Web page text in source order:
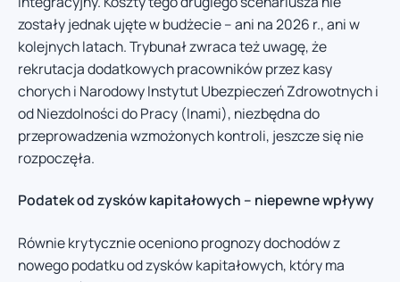
zostały jednak ujęte w budżecie – ani na 2026 r., ani w
kolejnych latach. Trybunał zwraca też uwagę, że
rekrutacja dodatkowych pracowników przez kasy
chorych i Narodowy Instytut Ubezpieczeń Zdrowotnych i
od Niezdolności do Pracy (Inami), niezbędna do
przeprowadzenia wzmożonych kontroli, jeszcze się nie
rozpoczęła.
Podatek od zysków kapitałowych – niepewne wpływy
Równie krytycznie oceniono prognozy dochodów z
nowego podatku od zysków kapitałowych, który ma